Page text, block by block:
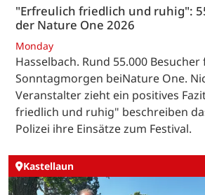
"Erfreulich friedlich und ruhig":
der Nature One 2026
Monday
Hasselbach. Rund 55.000
Sonntagmorgen beiNature One.
Veranstalter zieht ein positives
friedlich und ruhig" beschreiben
Polizei ihre Einsätze zum Festival.
Kastellaun